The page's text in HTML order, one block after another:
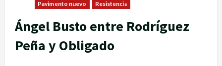
Pavimento nuevo Resistencia
Ángel Busto entre Rodríguez
Peña y Obligado